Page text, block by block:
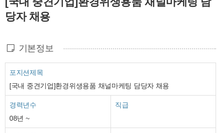
당자 채용
기본정보
포지션제목
[국내 중견기업]환경위생용품 채널마케팅 담당자 채용
경력년수
08년 ~
직급